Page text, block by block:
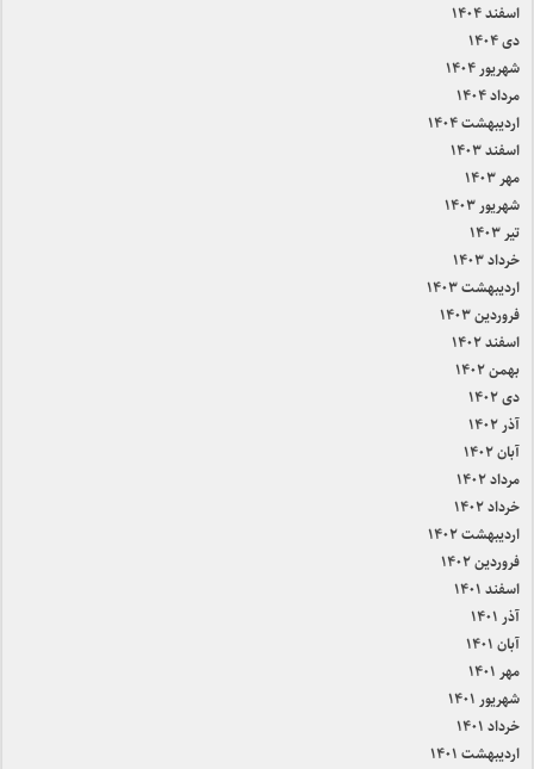
اسفند ۱۴۰۴
دی ۱۴۰۴
شهریور ۱۴۰۴
مرداد ۱۴۰۴
اردیبهشت ۱۴۰۴
اسفند ۱۴۰۳
مهر ۱۴۰۳
شهریور ۱۴۰۳
تیر ۱۴۰۳
خرداد ۱۴۰۳
اردیبهشت ۱۴۰۳
فروردین ۱۴۰۳
اسفند ۱۴۰۲
بهمن ۱۴۰۲
دی ۱۴۰۲
آذر ۱۴۰۲
آبان ۱۴۰۲
مرداد ۱۴۰۲
خرداد ۱۴۰۲
اردیبهشت ۱۴۰۲
فروردین ۱۴۰۲
اسفند ۱۴۰۱
آذر ۱۴۰۱
آبان ۱۴۰۱
مهر ۱۴۰۱
شهریور ۱۴۰۱
خرداد ۱۴۰۱
اردیبهشت ۱۴۰۱